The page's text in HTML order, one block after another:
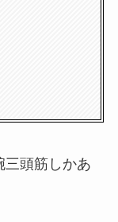
三頭筋しかあ